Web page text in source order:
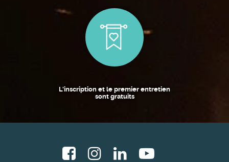
L'inscription et le premier entretien
sont gratuits